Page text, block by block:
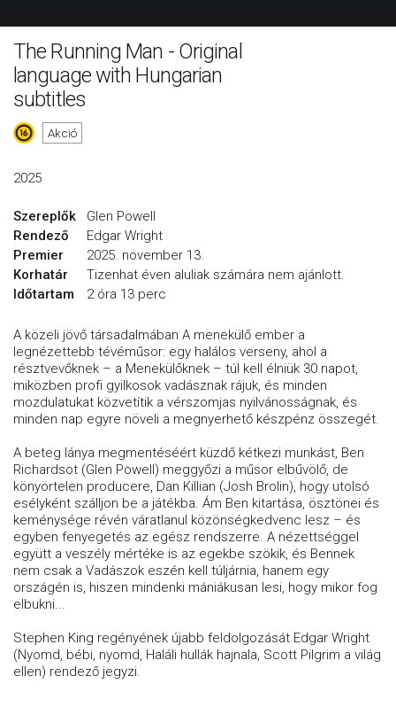
The Running Man - Original
language with Hungarian
subtitles
Akció
2025
Szereplők
Glen Powell
Rendező
Edgar Wright
Premier
2025. november 13.
Korhatár
Tizenhat éven aluliak számára nem ajánlott.
Időtartam
2 óra 13 perc
A közeli jövő társadalmában A menekülő ember a
legnézettebb tévéműsor: egy halálos verseny, ahol a
résztvevőknek – a Menekülőknek – túl kell élniük 30 napot,
miközben profi gyilkosok vadásznak rájuk, és minden
mozdulatukat közvetítik a vérszomjas nyilvánosságnak, és
minden nap egyre növeli a megnyerhető készpénz összegét.
A beteg lánya megmentéséért küzdő kétkezi munkást, Ben
Richardsot (Glen Powell) meggyőzi a műsor elbűvölő, de
könyörtelen producere, Dan Killian (Josh Brolin), hogy utolsó
esélyként szálljon be a játékba. Ám Ben kitartása, ösztönei és
keménysége révén váratlanul közönségkedvenc lesz – és
egyben fenyegetés az egész rendszerre. A nézettséggel
együtt a veszély mértéke is az egekbe szökik, és Bennek
nem csak a Vadászok eszén kell túljárnia, hanem egy
országén is, hiszen mindenki mániákusan lesi, hogy mikor fog
elbukni...
Stephen King regényének újabb feldolgozását Edgar Wright
(Nyomd, bébi, nyomd, Haláli hullák hajnala, Scott Pilgrim a világ
ellen) rendező jegyzi.